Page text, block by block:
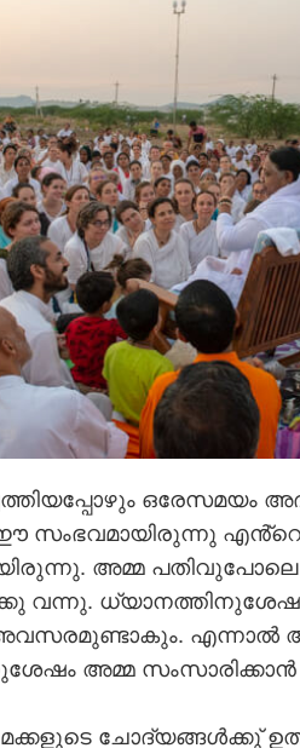
ഒരേസമയം
എൻ്റെ
അമ്മ
വന്നു.
എന്നാല്‍
അമ്മ സംസാരിക്കാന്‍
മക്കളുടെ ചോദ്യങ്ങള്‍ക്കു്